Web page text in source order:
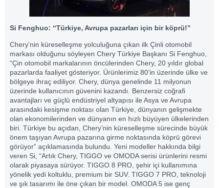
Si Fenghuo: “Türkiye, Avrupa pazarları için bir köprü!”
Chery’nin küreselleşme yolculuğuna çıkan ilk Çinli otomobil
markası olduğunu söyleyen Chery Türkiye Başkanı Si Fenghuo,
“Çin otomobil markalarının öncülerinden Chery, 20 yıldır global
pazarlarda faaliyet gösteriyor. Ürünlerimiz 80’in üzerinde ülke ve
bölgeye ihraç ediliyor. Chery, dünya genelinde 11 milyonun
üzerinde kullanıcının güvenini kazandı. Benzersiz coğrafi
avantajları ve güçlü endüstriyel altyapısı ile Asya ve Avrupa
arasındaki kesişme noktası olan Türkiye, dünyanın gelişmekte
olan ekonomilerinden ve dünyanın en hızlı büyüyen ülkelerinden
biri. Türkiye bu açıdan, Chery’nin küreselleşme sürecinde büyük
önem taşıyan Avrupa pazarına girme noktasında köprü görevi
görüyor” açıklamasında bulundu. Yeni modeller hakkında bilgi
veren Si, “Artık Chery, TIGGO ve OMODA serisi ürünlerini resmi
olarak piyasaya sürüyor. TIGGO 8 PRO, şehir içi kullanımına
yönelik yedi koltuklu, premium bir SUV. TIGGO 7 PRO, teknoloji
ve şık tasarımı ile öne çıkan bir model. OMODA 5 ise genç